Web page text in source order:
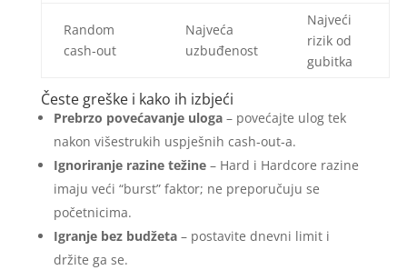
Random
cash‑out
Najveća
uzbuđenost
Najveći
rizik od
gubitka
Česte greške i kako ih izbjeći
Prebrzo povećavanje uloga– povećajte ulog tek
nakon višestrukih uspješnih cash‑out‑a.
Ignoriranje razine težine– Hard i Hardcore razine
imaju veći “burst” faktor; ne preporučuju se
početnicima.
Igranje bez budžeta– postavite dnevni limit i
držite ga se.